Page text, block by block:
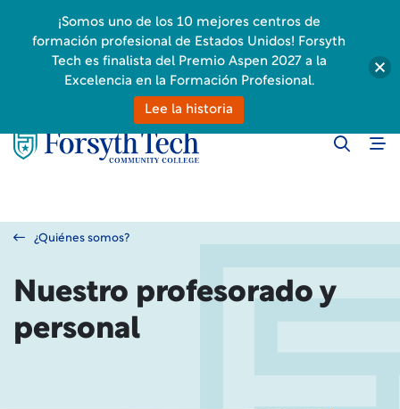
¿Quiénes somos?
Nuestro profesorado y
personal
¡Somos uno de los 10 mejores centros de
formación profesional de Estados Unidos! Forsyth
Tech es finalista del Premio Aspen 2027 a la
Excelencia en la Formación Profesional.
Lee la historia